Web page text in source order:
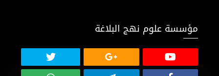
مؤسسة علوم نهج البلاغة